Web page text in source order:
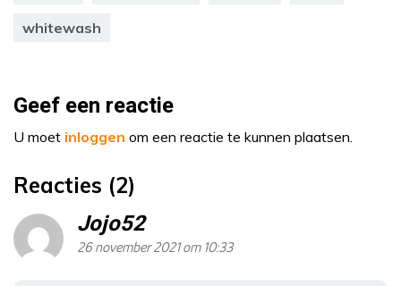
whitewash
Geef een reactie
U moet inloggen om een reactie te kunnen plaatsen.
Reacties (2)
Jojo52
26 november 2021 om 10:33